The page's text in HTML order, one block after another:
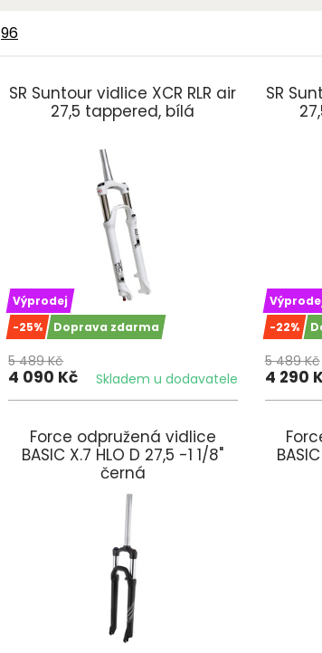
96
SR Suntour vidlice XCR RLR air
27,5 tappered, bílá
Výprodej
-25%
Doprava zdarma
5 489 Kč
4 090 Kč Skladem u dodavatele
SR
-22%
5 489 Kč
4 290
Force odpružená vidlice
BASIC X.7 HLO D 27,5 -1 1/8"
černá